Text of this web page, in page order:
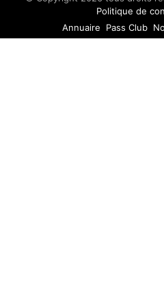
Politique de
Annuaire
Pass Club